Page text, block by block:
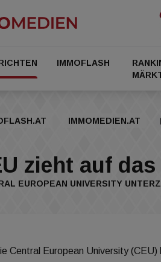
IMMOFLASH
IMMOMEDIEN.AT
zieht auf
EUROPEAN UNIVERSITY
Central European University